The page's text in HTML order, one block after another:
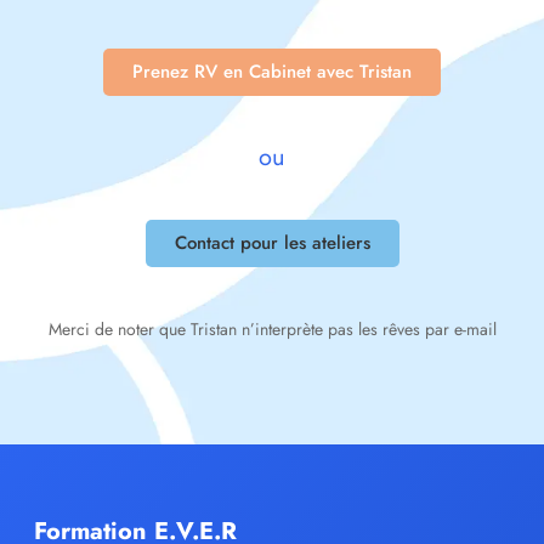
Prenez RV en Cabinet avec Tristan
ou
Contact pour les ateliers
Merci de noter que Tristan n’interprète pas les rêves par e-mail
Formation E.V.E.R